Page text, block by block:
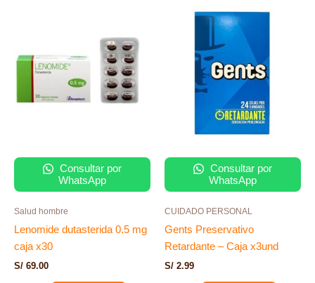
Consultar por
WhatsApp
Salud hombre
Lenomide dutasterida 0.5 mg
caja x30
S/ 69.00
Consultar por
WhatsApp
CUIDADO PERSONAL
Gents Preservativo
Retardante – Caja x3und
S/ 2.99